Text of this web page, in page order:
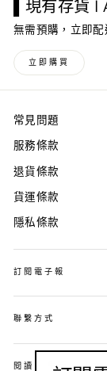
▌現有存貨
無需預購，立即
立即購買
常見問題
服務條款
退貨條款
貨運條款
隱私條款
訂閱電子報
聯繫方式
閱讀 · 生活 · 人文